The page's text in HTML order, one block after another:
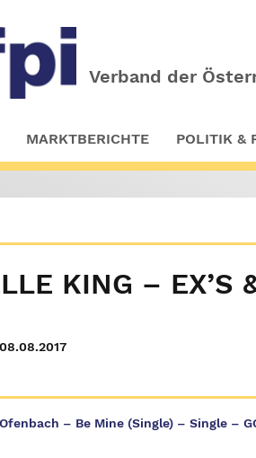
Verband der
MARKTBERICHTE POLITIK &
KING – EX’S
08.08.2017
Ofenbach – Be Mine (Single) – Single –